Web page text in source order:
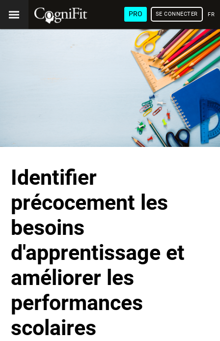
PRO SE CONNECTER
Identifier
précocement les
besoins
d'apprentissage et
améliorer les
performances
scolaires